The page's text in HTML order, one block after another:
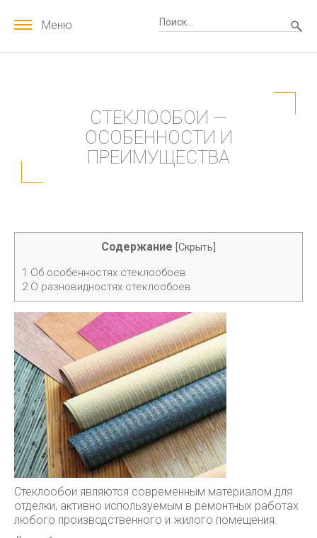
Меню
СТЕКЛООБОИ —
ОСОБЕННОСТИ И
ПРЕИМУЩЕСТВА
Содержание Скрыть
1 Об особенностях стеклообоев
2О разновидностях стеклообоев
Стеклообои являются современным материалом для
отделки, активно используемым в ремонтных работах
любого производственного и жилого помещения.